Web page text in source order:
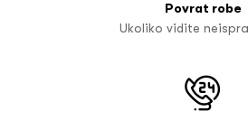
Povrat robe
Ukoliko vidite